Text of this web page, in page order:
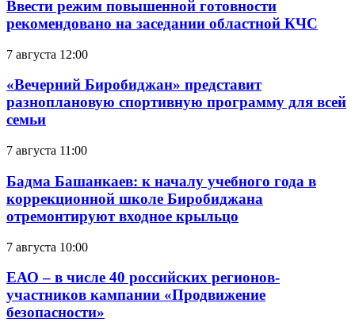
Ввести режим повышенной готовности
рекомендовано на заседании областной КЧС
7 августа 12:00
«Вечерний Биробиджан» представит
разноплановую спортивную программу для всей
семьи
7 августа 11:00
Бадма Башанкаев: к началу учебного года в
коррекционной школе Биробиджана
отремонтируют входное крыльцо
7 августа 10:00
ЕАО – в числе 40 российских регионов-
участников кампании «Продвижение
безопасности»